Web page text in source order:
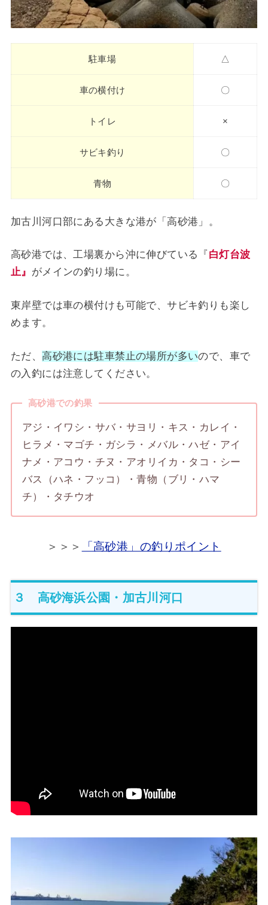
駐車場 △
車の横付け 〇
トイレ ×
サビキ釣り 〇
青物 〇
加古川河口部にある大きな港が「高砂港」。
高砂港では、工場裏から沖に伸びている『 白灯台波
止』 がメインの釣り場に。
東岸壁では車の横付けも可能で、サビキ釣りも楽し
めます。
ただ、 高砂港には駐車禁止の場所が多いので、車で
の入釣には注意してください。
高砂港での釣果
アジ・イワシ・サバ・サヨリ・キス・カレイ・
ヒラメ・マゴチ・ガシラ・メバル・ハゼ・アイ
ナメ・アコウ・チヌ・アオリイカ・タコ・シー
バス（ハネ・フッコ）・青物（ブリ・ハマ
チ）・タチウオ
＞＞＞ 「高砂港」の釣りポイント
３ 高砂海浜公園・加古川河口